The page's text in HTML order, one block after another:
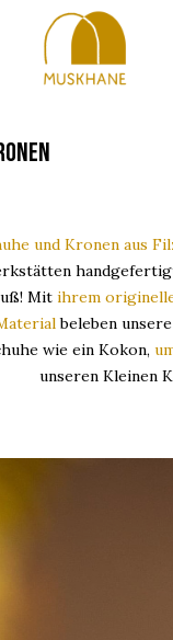
und Kronen aus
Mit ihrem
beleben
wie ein Kokon,
unseren Kleinen